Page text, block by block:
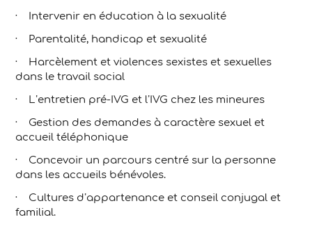
· Intervenir en éducation à la sexualité
· Parentalité, handicap et sexualité
· Harcèlement et violences sexistes et sexuelles
dans le travail social
· L’entretien pré-IVG et l’IVG chez les mineures
· Gestion des demandes à caractère sexuel et
accueil téléphonique
· Concevoir un parcours centré sur la personne
dans les accueils bénévoles.
· Cultures d’appartenance et conseil conjugal et
familial.